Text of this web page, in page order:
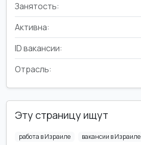
Занятость:
Активна:
ID вакансии:
Отрасль:
Эту страницу ищут
работа в Израиле
вакансии в Израиле